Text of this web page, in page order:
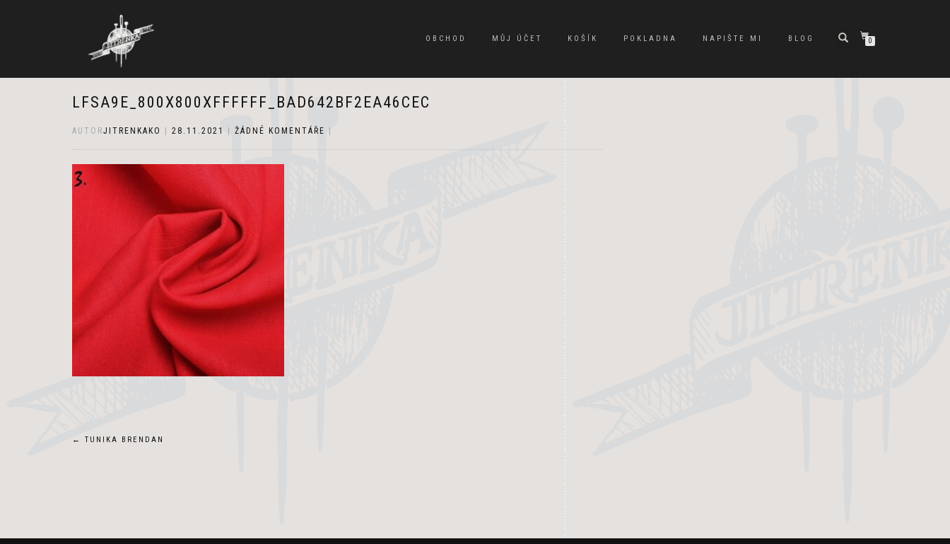
OBCHOD MŮJ ÚČET KOŠÍK POKLADNA NAPIŠTE MI BLOG 0
LFSA9E_800X800XFFFFFF_BAD642BF2EA46CEC
AUTORJITRENKAKO 28.11.2021 ŽÁDNÉ KOMENTÁŘE
Navigace
← TUNIKA BRENDAN